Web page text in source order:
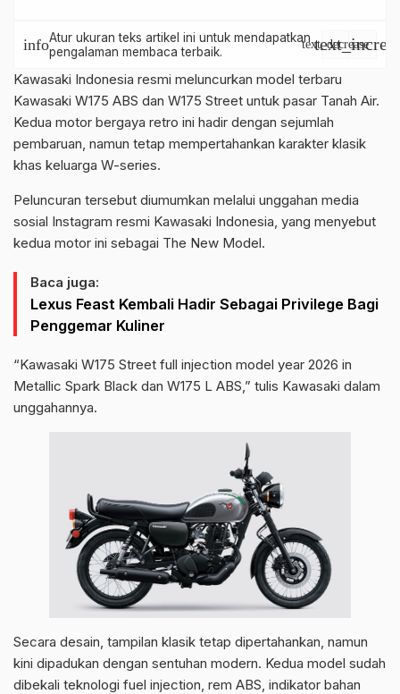
infoAtur ukuran teks artikel ini untuk mendapatkan
pengalaman membaca terbaik.
text_decrease
Kawasaki Indonesia resmi meluncurkan model terbaru
Kawasaki W175 ABS dan W175 Street untuk pasar Tanah Air.
Kedua motor bergaya retro ini hadir dengan sejumlah
pembaruan, namun tetap mempertahankan karakter klasik
khas keluarga W-series.
Peluncuran tersebut diumumkan melalui unggahan media
sosial Instagram resmi Kawasaki Indonesia, yang menyebut
kedua motor ini sebagai The New Model.
Baca juga:
Lexus Feast Kembali Hadir Sebagai Privilege Bagi
Penggemar Kuliner
“Kawasaki W175 Street full injection model year 2026 in
Metallic Spark Black dan W175 L ABS,” tulis Kawasaki dalam
unggahannya.
Secara desain, tampilan klasik tetap dipertahankan, namun
kini dipadukan dengan sentuhan modern. Kedua model sudah
dibekali teknologi fuel injection, rem ABS, indikator bahan